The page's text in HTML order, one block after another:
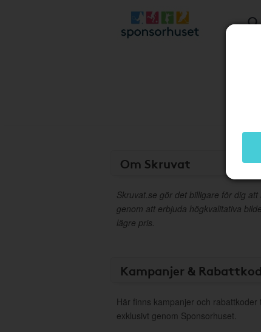
Om Skruvat
Skruvat.se gör det billigare för dig
genom att erbjuda högkvalitativa
lägre pris.
Kampanjer &
Här finns kampanjer och rabattkoder
exklusivt genom Sponsorhuset.